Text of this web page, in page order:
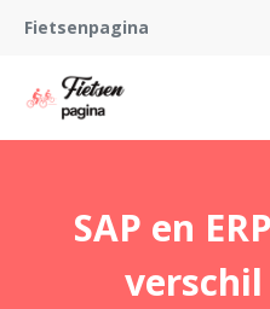
Fietsenpagina
SAP en
verschil